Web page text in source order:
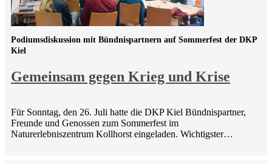
Gemeinsam gegen Krieg und Krise
Podiumsdiskussion mit Bündnispartnern auf Sommerfest der DKP
Kiel
Für Sonntag, den 26. Juli hatte die DKP Kiel Bündnispartner,
Freunde und Genossen zum Sommerfest im
Naturerlebniszentrum Kollhorst eingeladen. Wichtigster…